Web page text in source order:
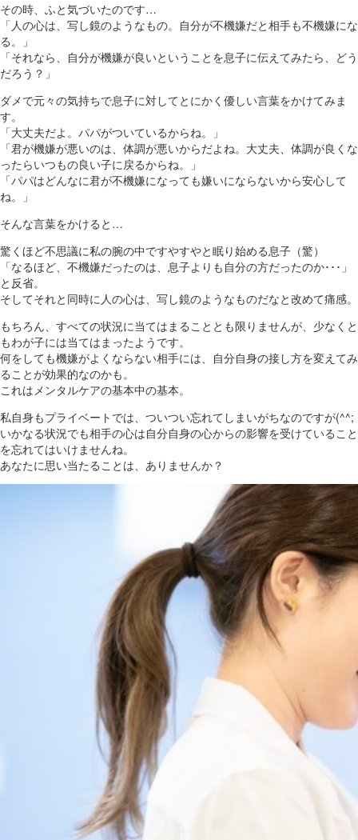
その時、ふと気づいたのです…
「人の心は、写し鏡のようなもの。自分が不機嫌だと相手も不機嫌にな
る。」
「それなら、自分が機嫌が良いということを息子に伝えてみたら、どう
だろう？」
ダメで元々の気持ちで息子に対してとにかく優しい言葉をかけてみま
す。
「大丈夫だよ。パパがついているからね。」
「君が機嫌が悪いのは、体調が悪いからだよね。大丈夫、体調が良くな
ったらいつもの良い子に戻るからね。」
「パパはどんなに君が不機嫌になっても嫌いにならないから安心して
ね。」
そんな言葉をかけると…
驚くほど不思議に私の腕の中ですやすやと眠り始める息子（驚）
「なるほど、不機嫌だったのは、息子よりも自分の方だったのか･･･」
と反省。
そしてそれと同時に人の心は、写し鏡のようなものだなと改めて痛感。
もちろん、すべての状況に当てはまることとも限りませんが、少なくと
もわが子には当てはまったようです。
何をしても機嫌がよくならない相手には、自分自身の接し方を変えてみ
ることが効果的なのかも。
これはメンタルケアの基本中の基本。
私自身もプライベートでは、ついつい忘れてしまいがちなのですが(^^;
いかなる状況でも相手の心は自分自身の心からの影響を受けていること
を忘れてはいけませんね。
あなたに思い当たることは、ありませんか？